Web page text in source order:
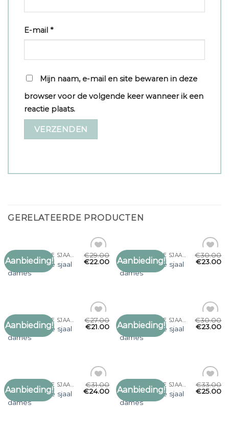
E-mail *
Mijn naam, e-mail en site bewaren in deze
browser voor de volgende keer wanneer ik een
reactie plaats.
GERELATEERDE PRODUCTEN
Aanbieding!
Toevoegen
GROF GEBREIDE SJAAL DAMES
grof gebreide sjaal
dames
€29.00
€22.00 Aanbieding!
Toevoegen
GROF GEBREIDE SJAAL DAMES
grof gebreide sjaal
dames
€30.00
€23.00
Aanbieding!
Toevoegen
GROF GEBREIDE SJAAL DAMES
grof gebreide sjaal
dames
€27.00
€21.00 Aanbieding!
Toevoegen
GROF GEBREIDE SJAAL DAMES
grof gebreide sjaal
dames
€30.00
€23.00
Aanbieding!
Toevoegen
GROF GEBREIDE SJAAL DAMES
grof gebreide sjaal
dames
€31.00
€24.00 Aanbieding!
Toevoegen
GROF GEBREIDE SJAAL DAMES
grof gebreide sjaal
dames
€33.00
€25.00